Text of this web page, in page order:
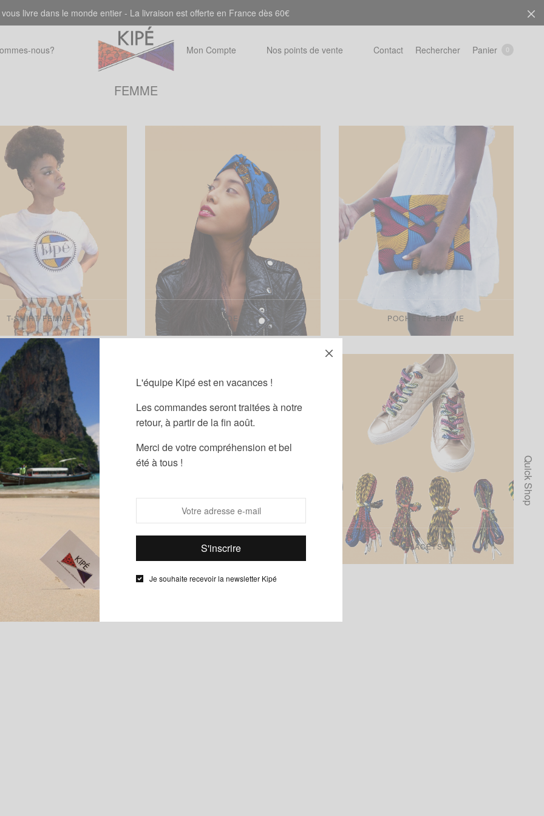
L'équipe Kipé est en vacances !
Les commandes seront traitées à notre
retour, à partir de la fin août.
Merci de votre compréhension et bel
été à tous !
Je souhaite recevoir la newsletter Kipé
livre dans le monde entier - La livraison est offerte en France dès 60€
nous? Mon Compte Nos points de vente Contact Rechercher Panier
FEMME
T-SHIRT FEMME BANDEAUX POCHETTE FEMME
COLS PLASTRONS CEINTURE LACETS
Quick Shop